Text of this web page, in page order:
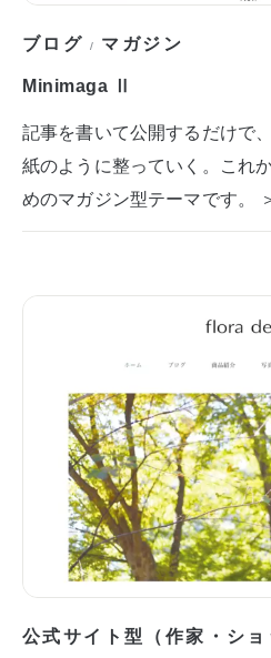
ブログ / マガジン
Minimaga Ⅱ
記事を書いて公開するだけで
紙のように整っていく。これ
めのマガジン型テーマです。
公式サイト型（作家・ショ